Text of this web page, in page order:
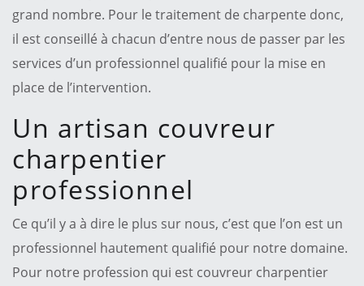
grand nombre. Pour le traitement de charpente donc,
il est conseillé à chacun d’entre nous de passer par les
services d’un professionnel qualifié pour la mise en
place de l’intervention.
Un artisan couvreur
charpentier
professionnel
Ce qu’il y a à dire le plus sur nous, c’est que l’on est un
professionnel hautement qualifié pour notre domaine.
Pour notre profession qui est couvreur charpentier